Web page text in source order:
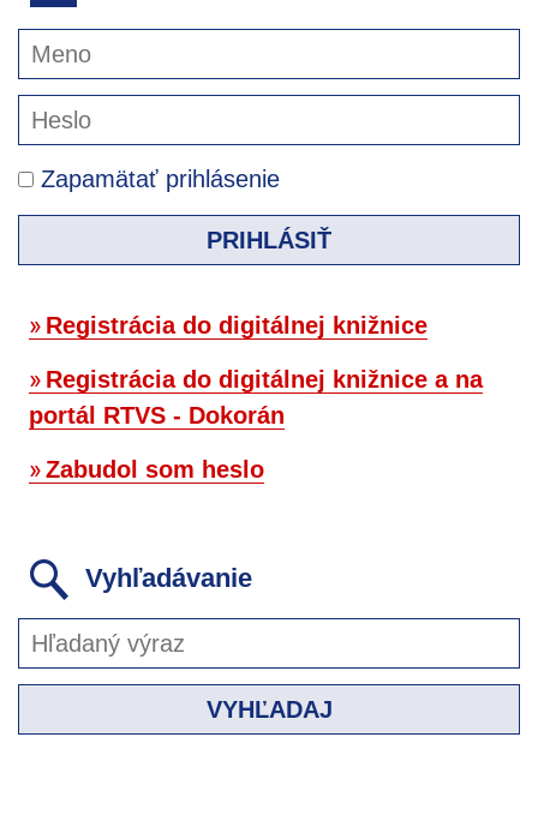
Zapamätať prihlásenie
PRIHLÁSIŤ
Registrácia do digitálnej knižnice
Registrácia do digitálnej knižnice a na
portál RTVS - Dokorán
Zabudol som heslo
Vyhľadávanie
VYHĽADAJ